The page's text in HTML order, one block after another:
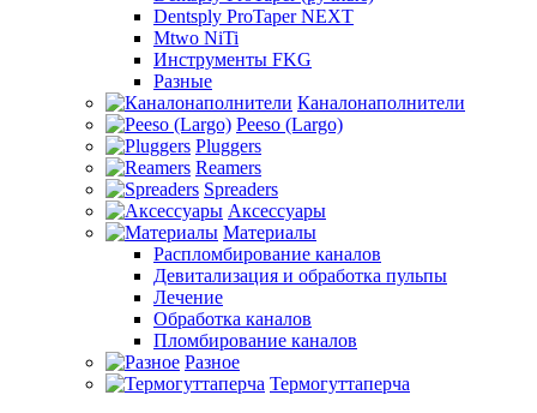
Dentsply ProTaper NEXT
Mtwo NiTi
Инструменты FKG
Разные
Каналонаполнители
Peeso (Largo)
Pluggers
Reamers
Spreaders
Аксессуары
Материалы
Распломбирование каналов
Девитализация и обработка пульпы
Лечение
Обработка каналов
Пломбирование каналов
Разное
Термогуттаперча